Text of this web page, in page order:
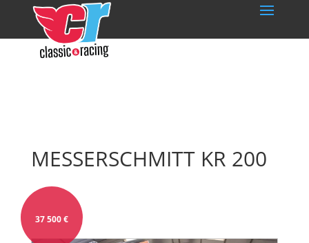
MESSERSCHMITT KR 200
37 500€